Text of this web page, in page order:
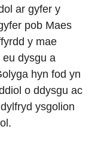
ar gyfer y
pob Maes
y mae
dysgu a
hyn fod yn
o ddysgu ac
ysgolion